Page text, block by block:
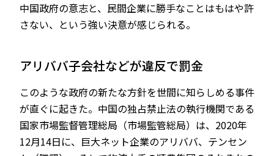
中国政府の意志と、民間企業に勝手なことはもはや許
さない、という強い決意が感じられる。
アリババ子会社などが違反で罰金
このような政府の新たな方針を世間に知らしめる事件
が直ぐに起きた。中国の独占禁止法の執行機関である
国家市場監督管理総局（市場監管総局）は、2020年
12月14日に、巨大ネット企業のアリババ、テンセン